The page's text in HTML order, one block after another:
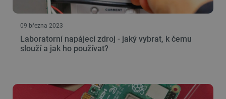
09 března 2023
Laboratorní napájecí zdroj - jaký vybrat, k čemu
slouží a jak ho používat?